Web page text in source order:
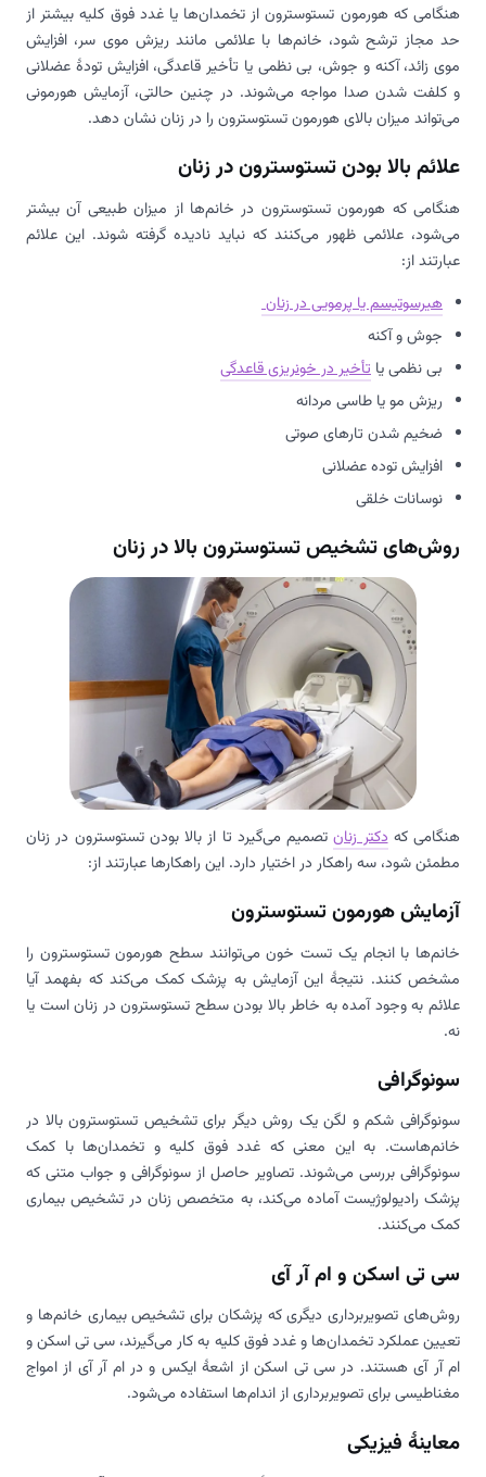
هنگامی که هورمون تستوسترون از تخمدان‌ها یا غدد فوق کلیه بیشتر از
حد مجاز ترشح شود، خانم‌ها با علائمی مانند ریزش موی سر، افزایش
موی زائد، آکنه و جوش، بی نظمی یا تأخیر قاعدگی، افزایش تودۀ عضلانی
و کلفت شدن صدا مواجه می‌شوند. در چنین حالتی، آزمایش هورمونی
می‌تواند میزان بالای هورمون تستوسترون را در زنان نشان دهد.
علائم بالا بودن تستوسترون در زنان
هنگامی که هورمون تستوسترون در خانم‌ها از میزان طبیعی آن بیشتر
می‌شود، علائمی ظهور می‌کنند که نباید نادیده گرفته شوند. این علائم
عبارتند از:
هیرسوتیسم یا پرمویی در زنان
جوش و آکنه
بی نظمی یا تأخیر در خونریزی قاعدگی
ریزش مو یا طاسی مردانه
ضخیم شدن تارهای صوتی
افزایش توده عضلانی
نوسانات خلقی
روش‌های تشخیص تستوسترون بالا در زنان
هنگامی کهدکتر زنانتصمیم می‌گیرد تا از بالا بودن تستوسترون در زنان
مطمئن شود، سه راهکار در اختیار دارد. این راهکارها عبارتند از:
آزمایش هورمون تستوسترون
خانم‌ها با انجام یک تست خون می‌توانند سطح هورمون تستوسترون را
مشخص کنند. نتیجۀ این آزمایش به پزشک کمک می‌کند که بفهمد آیا
علائم به وجود آمده به خاطر بالا بودن سطح تستوسترون در زنان است یا
نه.
سونوگرافی
سونوگرافی شکم و لگن یک روش دیگر برای تشخیص تستوسترون بالا در
خانم‌هاست. به این معنی که غدد فوق کلیه و تخمدان‌ها با کمک
سونوگرافی بررسی می‌شوند. تصاویر حاصل از سونوگرافی و جواب متنی که
پزشک رادیولوژیست آماده می‌کند، به متخصص زنان در تشخیص بیماری
کمک می‌کنند.
سی تی اسکن و ام آر آی
روش‌های تصویربرداری دیگری که پزشکان برای تشخیص بیماری خانم‌ها و
تعیین عملکرد تخمدان‌ها و غدد فوق کلیه به کار می‌گیرند، سی تی اسکن و
ام آر آی هستند. در سی تی اسکن از اشعۀ ایکس و در ام آر آی از امواج
مغناطیسی برای تصویربرداری از اندام‌ها استفاده می‌شود.
معاینۀ فیزیکی